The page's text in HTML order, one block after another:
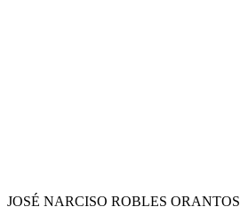
JOSÉ NARCISO ROBLES ORANTOS